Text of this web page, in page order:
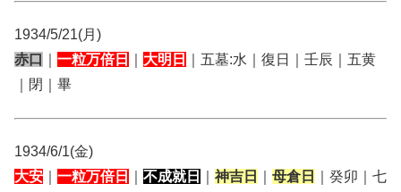
1934/5/21(月)
赤口
一粒万倍日 大明日
｜五墓:水｜復日｜壬辰｜五黄
｜閉｜畢
1934/6/1(金)
大安
一粒万倍日 不成就日 神吉日 母倉日
｜癸卯｜七